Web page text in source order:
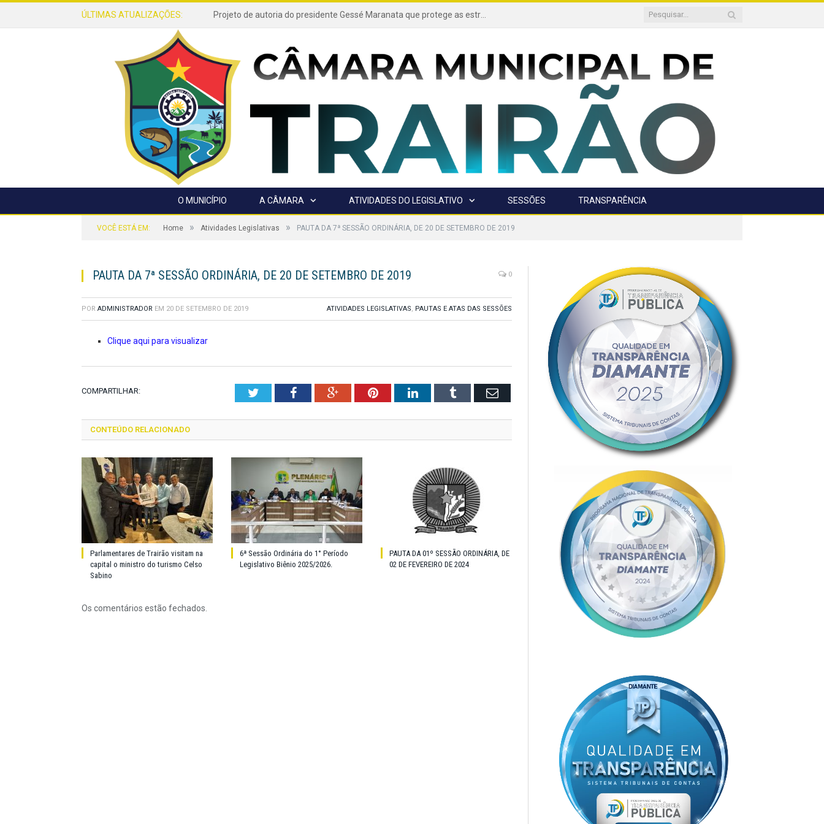
ÚLTIMAS ATUALIZAÇÕES: Projeto de autoria do presidente Gessé Maranata que protege as estradas vicinais de Trairão é transformado em lei
O MUNICÍPIO A CÂMARA ATIVIDADES DO LEGISLATIVO SESSÕES TRANSPARÊNCIA
VOCÊ ESTÁ EM: Home » Atividades Legislativas » PAUTA DA 7ª SESSÃO ORDINÁRIA, DE 20 DE SETEMBRO DE 2019
PAUTA DA 7ª SESSÃO ORDINÁRIA, DE 20 DE SETEMBRO DE 2019 0
POR ADMINISTRADOR EM 20 DE SETEMBRO DE 2019 ATIVIDADES LEGISLATIVAS, PAUTAS E ATAS DAS SESSÕES
Clique aqui para visualizar
COMPARTILHAR: TwitterFacebookGoogle+PinterestLinkedInTumblr Email
CONTEÚDO RELACIONADO
Parlamentares de Trairão visitam na
capital o ministro do turismo Celso
Sabino
6ª Sessão Ordinária do 1° Período
Legislativo Biênio 2025/2026.
PAUTA DA 01º SESSÃO ORDINÁRIA, DE
02 DE FEVEREIRO DE 2024
Os comentários estão fechados.